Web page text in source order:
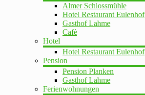
Almer Schlossmühle
Hotel Restaurant Eulenhof
Gasthof Lahme
Cafè
Hotel
Hotel Restaurant Eulenhof
Pension
Pension Planken
Gasthof Lahme
Ferienwohnungen